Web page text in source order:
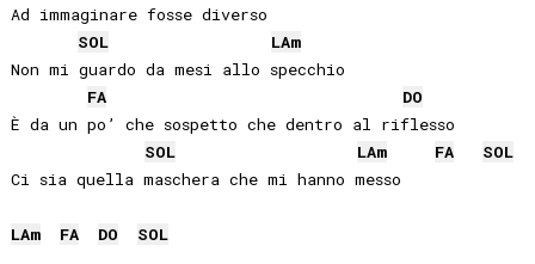
Ad immaginare fosse diverso
SOL
LAm
Non mi guardo da mesi allo specchio
FA
DO
È da un po’ che sospetto che dentro al riflesso
SOL
LAm FA
SOL
Ci sia quella maschera che mi hanno messo
LAm FA DO SOL